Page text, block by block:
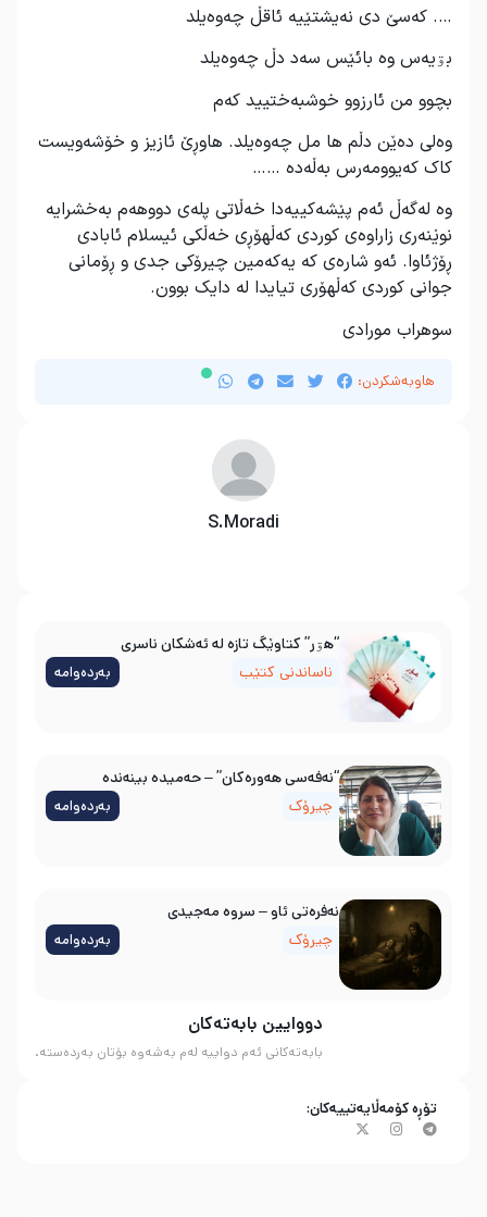
…. کەسێ دی نەیشتێیە ئاقڵ چەوەیلد
بۊیەس وە بائێس سەد دڵ چەوەیلد
بچوو من ئارزوو خوشبەختیید کەم
وەلی دەێن دڵم ها مل چەوەیلد. هاوڕێ ئازیز و خۆشەویست
کاک کەیوومەرس بەڵەدە ……
وە لەگەڵ ئەم پێشەکییەدا خەڵاتی پلەی دووهەم بەخشرایە
نوێنەری زاراوەی کوردی کەڵهۆڕی خەڵکی ئیسلام ئابادی
ڕۆژئاوا. ئەو شارەی کە یەکەمین چیرۆکی جدی و ڕۆمانی
جوانی کوردی کەڵهۆری تیایدا لە دایک بوون.
سوهراب مورادی
هاوبەشکردن:
S.Moradi
دووایین بابەتەکان
بابەتەکانی ئەم دواییە لەم بەشەوە بۆتان بەردەستە.
“هۊر” کتاوێگ تازە لە ئەشکان ناسری
ناساندنی کتێب
بەردەوامە
“نەفەسی هەورەکان” – حەمیدە بینەندە
چیرۆک
بەردەوامە
نه‌فره‌تی ئاو – سروه‌ مه‌جیدی
چیرۆک
بەردەوامە
تۆڕە کۆمەڵایەتییەکان: